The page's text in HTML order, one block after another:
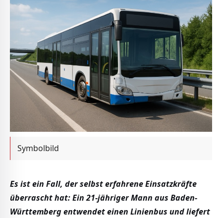
Symbolbild
Es ist ein Fall, der selbst erfahrene Einsatzkräfte
überrascht hat: Ein 21-jähriger Mann aus Baden-
Württemberg entwendet einen Linienbus und liefert